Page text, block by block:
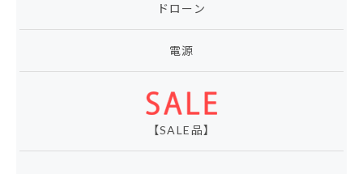
ドローン
電源
【SALE品】